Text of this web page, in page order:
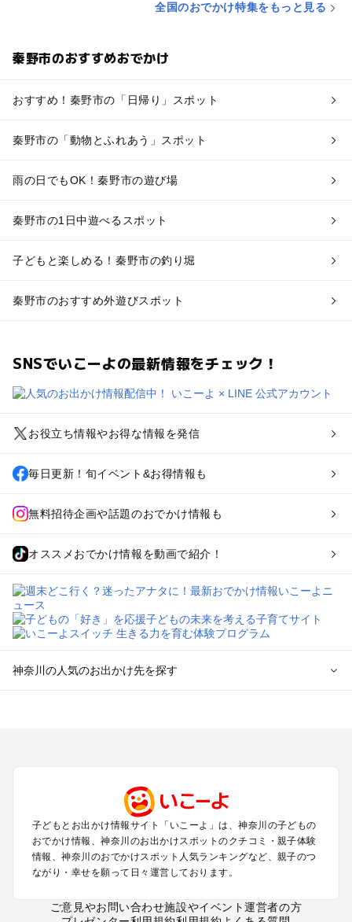
全国のおでかけ特集をもっと見る
秦野市のおすすめおでかけ
おすすめ！秦野市の「日帰り」スポット
秦野市の「動物とふれあう」スポット
雨の日でもOK！秦野市の遊び場
秦野市の1日中遊べるスポット
子どもと楽しめる！秦野市の釣り堀
秦野市のおすすめ外遊びスポット
SNSでいこーよの最新情報をチェック！
お役立ち情報やお得な情報を発信
毎日更新！旬イベント&お得情報も
無料招待企画や話題のおでかけ情報も
オススメおでかけ情報を動画で紹介！
神奈川の人気のお出かけ先を探す
小田原・熱海・湯河原・真鶴のプールお出かけ
町田・相模原・愛川・上野原のプールお出かけ
新横浜・港北エリア・日吉・青葉台・鶴見のプールお出かけ
川崎のプールお出かけ
海老名・厚木のプールお出かけ
箱根（湯本・強羅・小涌谷・仙石原・芦ノ湖）のプールお出か
子どもとお出かけ情報サイト「いこーよ」は、神奈川の子どもの
おでかけ情報、神奈川のお出かけスポットのクチコミ・親子体験
情報、神奈川のおでかけスポット人気ランキングなど、親子のつ
ながり・幸せを願って日々運営しております。
ご意見やお問い合わせ施設やイベント運営者の方